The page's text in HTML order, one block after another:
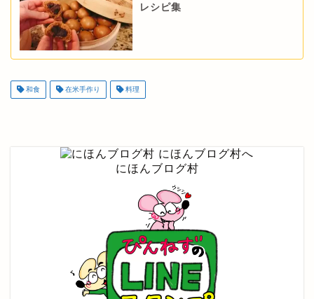
レシピ集
和食 在米手作り 料理
にほんブログ村